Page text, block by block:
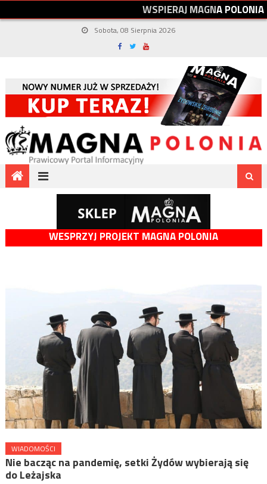
WSPIERAJMAGNAPOLONIA
Sobota, 08 Sierpnia 2026
WESPRZYJ PROJEKT MAGNA POLONIA
WIADOMOŚCI
Nie bacząc na pandemię, setki Żydów wybierają się
do Leżajska